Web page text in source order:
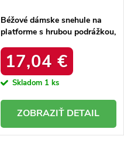
Béžové dámske snehule na
platforme s hrubou podrážkou,
925 KHAKI
17,04 €
Skladom 1 ks
DETAIL